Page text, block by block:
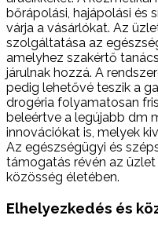
bőrápolási, hajápolási és
várja a vásárlókat. Az
szolgáltatása az
amelyhez szakértő
járulnak hozzá. A
pedig lehetővé teszik a
drogéria folyamatosan
beleértve a legújabb dm
innovációkat is, melyek
Az egészségügyi és
támogatás révén az
közösség életében.
Elhelyezkedés és